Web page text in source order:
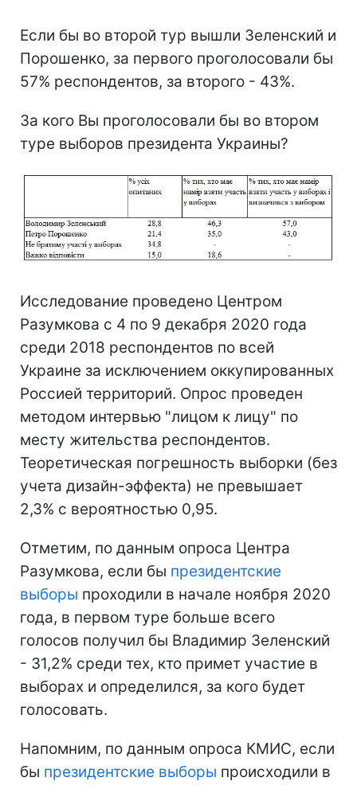
Если бы во второй тур вышли Зеленский и
Порошенко, за первого проголосовали бы
57% респондентов, за второго - 43%.
За кого Вы проголосовали бы во втором
туре выборов президента Украины?
Исследование проведено Центром
Разумкова с 4 по 9 декабря 2020 года
среди 2018 респондентов по всей
Украине за исключением оккупированных
Россией территорий. Опрос проведен
методом интервью "лицом к лицу" по
месту жительства респондентов.
Теоретическая погрешность выборки (без
учета дизайн-эффекта) не превышает
2,3% с вероятностью 0,95.
Отметим, по данным опроса Центра
Разумкова, если бы президентские
выборы проходили в начале ноября 2020
года, в первом туре больше всего
голосов получил бы Владимир Зеленский
- 31,2% среди тех, кто примет участие в
выборах и определился, за кого будет
голосовать.
Напомним, по данным опроса КМИС, если
бы президентские выборы происходили в